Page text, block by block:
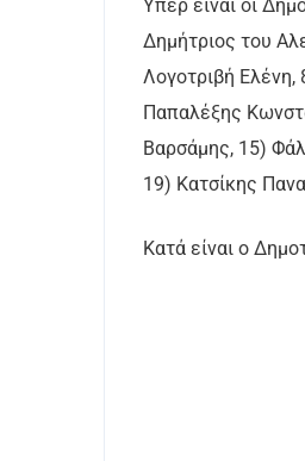
Υπέρ είναι οι
Δημήτριος του
Λογοτριβή
Παπαλέξης
Βαρσάμης, 15)
19) Κατσίκης
Κατά είναι ο